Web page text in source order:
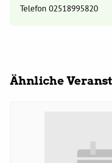
Ratsfraktion
Telefon 02518995820
Ähnliche